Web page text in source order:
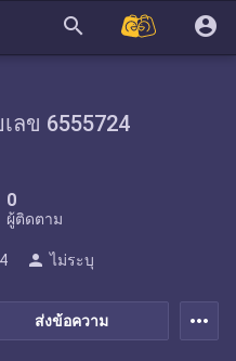
search account_circle
ลข 6555724
0
ผู้ติดตาม
ส่งข้อความ
person ไม่ระบุ
more_horiz